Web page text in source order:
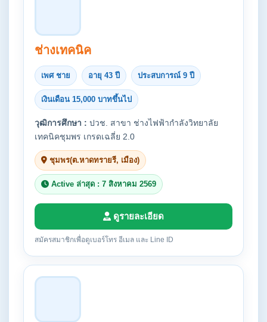
ช่างเทคนิค
เพศ ชาย อายุ 43 ปี ประสบการณ์ 9 ปี
เงินเดือน 15,000 บาทขึ้นไป
วุฒิการศึกษา : ปวช. สาขา ช่างไฟฟ้ากำลังวิทยาลัย
เทคนิคชุมพร เกรดเฉลี่ย 2.0
ชุมพร(ต.หาดทรายรี, เมือง)
Active ล่าสุด : 7 สิงหาคม 2569
ดูรายละเอียด
สมัครสมาชิกเพื่อดูเบอร์โทร อีเมล และ Line ID